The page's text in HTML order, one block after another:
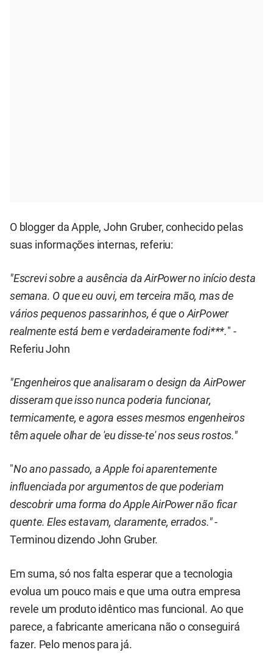
O blogger da Apple, John Gruber, conhecido pelas
suas informações internas, referiu:
"Escrevi sobre a ausência da AirPower no início desta
semana. O que eu ouvi, em terceira mão, mas de
vários pequenos passarinhos, é que o AirPower
realmente está bem e verdadeiramente fodi***." -
Referiu John
"Engenheiros que analisaram o design da AirPower
disseram que isso nunca poderia funcionar,
termicamente, e agora esses mesmos engenheiros
têm aquele olhar de 'eu disse-te' nos seus rostos."
"No ano passado, a Apple foi aparentemente
influenciada por argumentos de que poderiam
descobrir uma forma do Apple AirPower não ficar
quente. Eles estavam, claramente, errados."-
Terminou dizendo John Gruber.
Em suma, só nos falta esperar que a tecnologia
evolua um pouco mais e que uma outra empresa
revele um produto idêntico mas funcional. Ao que
parece, a fabricante americana não o conseguirá
fazer. Pelo menos para já.